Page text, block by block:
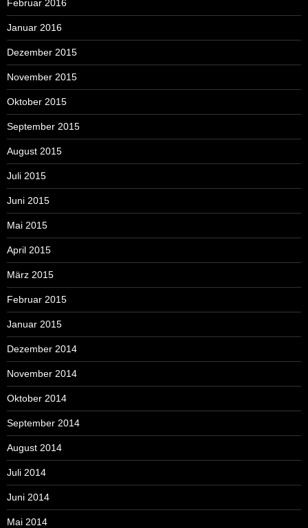
Februar 2016
Januar 2016
Dezember 2015
November 2015
Oktober 2015
September 2015
August 2015
Juli 2015
Juni 2015
Mai 2015
April 2015
März 2015
Februar 2015
Januar 2015
Dezember 2014
November 2014
Oktober 2014
September 2014
August 2014
Juli 2014
Juni 2014
Mai 2014